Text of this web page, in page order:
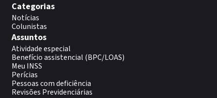
Categorias
Notícias
Colunistas
Assuntos
Atividade especial
Benefício assistencial (BPC/LOAS)
Meu INSS
Perícias
Pessoas com deficiência
Revisões Previdenciárias